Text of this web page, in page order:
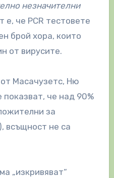
незначителни
е, че PCR тестовете
брой хора, които
от вирусите.
Масачузетс, Ню
че над 90%
за
всъщност не са
„изкривяват“